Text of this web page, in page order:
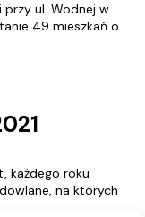
przy ul. Wodnej w
49 mieszkań o
każdego roku
na których